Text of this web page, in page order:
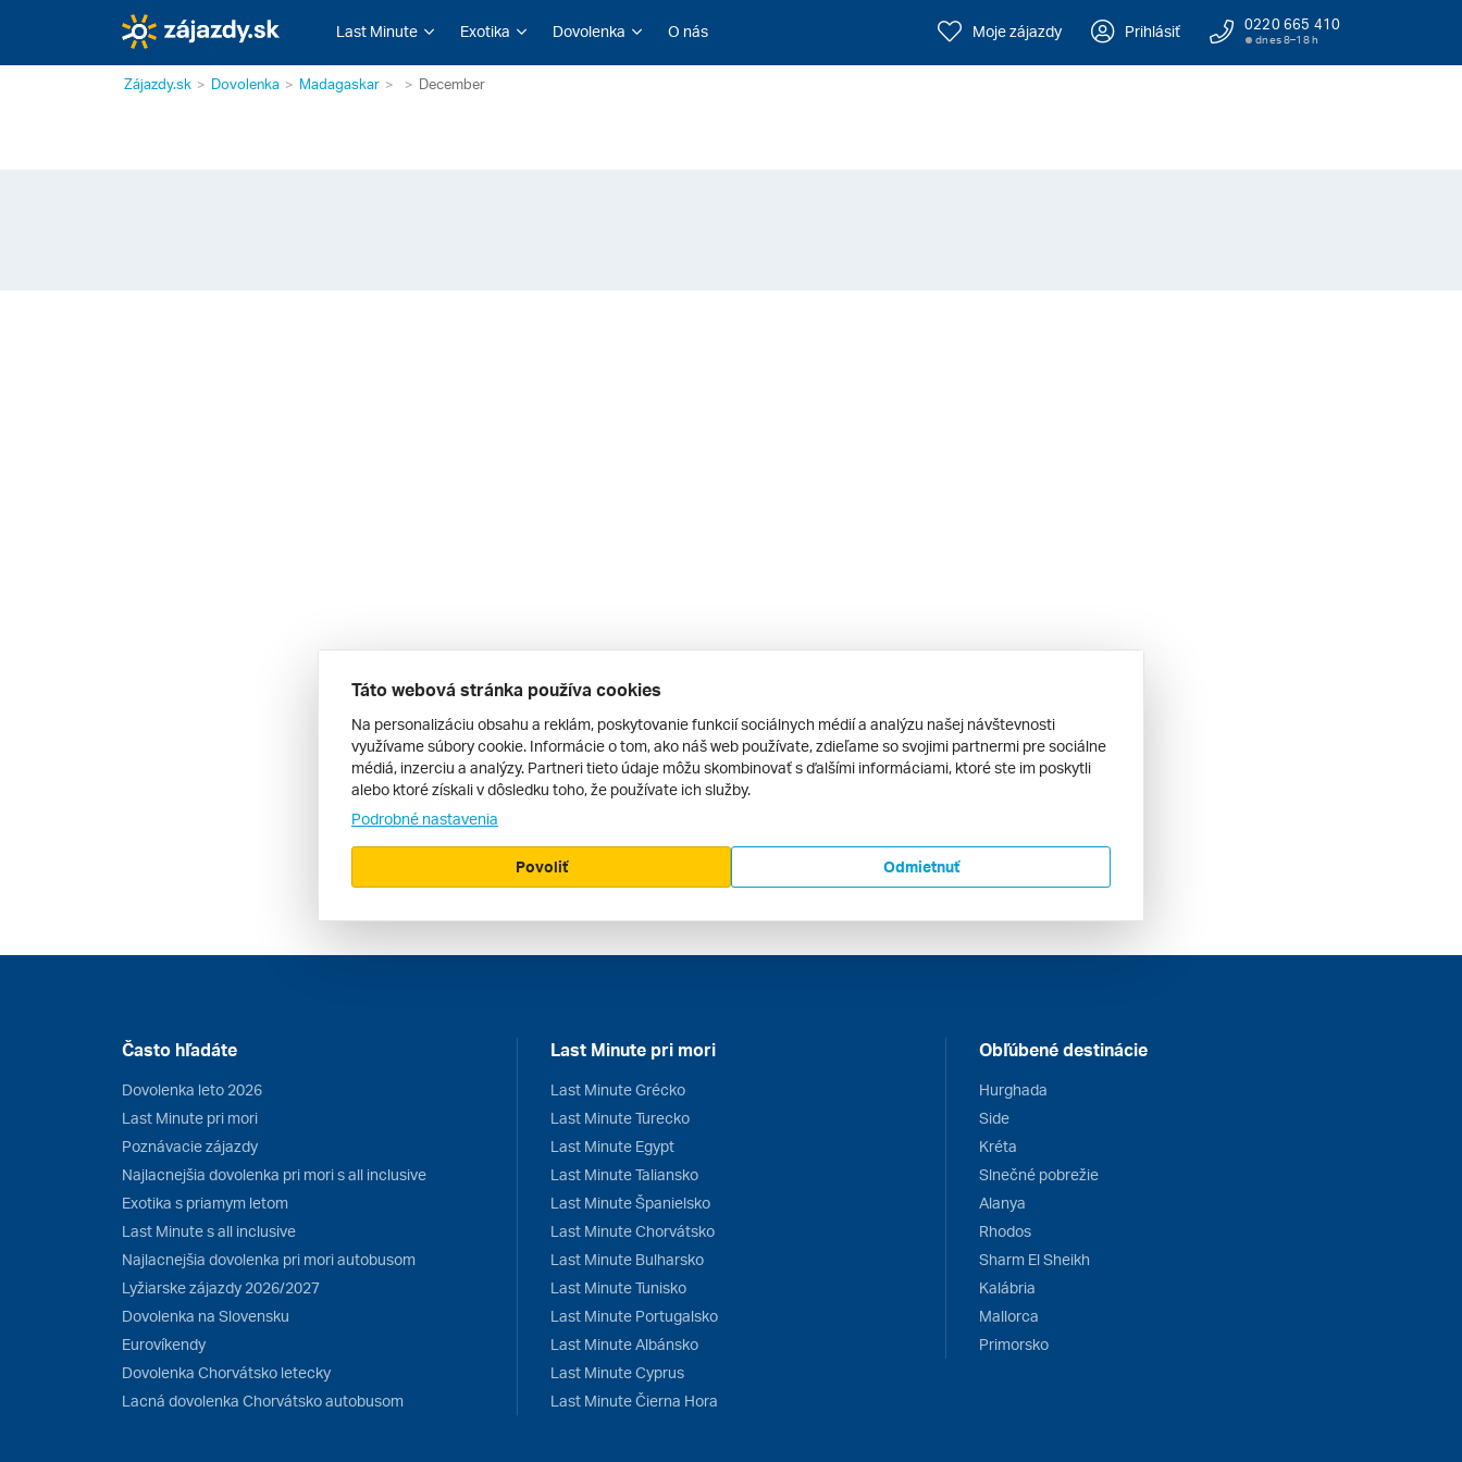
Last Minute Exotika Dovolenka O nás Moje zájazdy Prihlásiť 0220 665 410
dnes 8–18 h
Zájazdy.sk Dovolenka Madagaskar December
Často hľadáte
Dovolenka leto 2026
Last Minute pri mori
Poznávacie zájazdy
Najlacnejšia dovolenka pri mori s all inclusive
Exotika s priamym letom
Last Minute s all inclusive
Najlacnejšia dovolenka pri mori autobusom
Lyžiarske zájazdy 2026/2027
Dovolenka na Slovensku
Eurovíkendy
Dovolenka Chorvátsko letecky
Lacná dovolenka Chorvátsko autobusom
Last Minute pri mori
Last Minute Grécko
Last Minute Turecko
Last Minute Egypt
Last Minute Taliansko
Last Minute Španielsko
Last Minute Chorvátsko
Last Minute Bulharsko
Last Minute Tunisko
Last Minute Portugalsko
Last Minute Albánsko
Last Minute Cyprus
Last Minute Čierna Hora
Obľúbené destinácie
Hurghada
Side
Kréta
Slnečné pobrežie
Alanya
Rhodos
Sharm El Sheikh
Kalábria
Mallorca
Primorsko
Táto webová stránka používa cookies
Na personalizáciu obsahu a reklám, poskytovanie funkcií sociálnych médií a analýzu našej návštevnosti
využívame súbory cookie. Informácie o tom, ako náš web používate, zdieľame so svojimi partnermi pre sociálne
médiá, inzerciu a analýzy. Partneri tieto údaje môžu skombinovať s ďalšími informáciami, ktoré ste im poskytli
alebo ktoré získali v dôsledku toho, že používate ich služby.
Podrobné nastavenia
Odmietnuť
Povoliť